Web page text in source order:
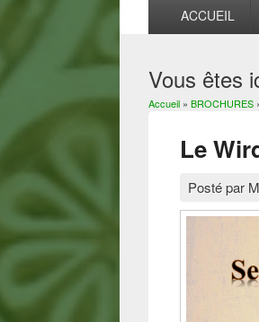
ACCUEIL
Vous êtes
Accueil »BROCHURES
Le
Posté par